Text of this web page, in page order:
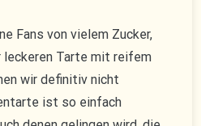
Fans von vielem Zucker,
leckeren Tarte mit reifem
wir definitiv nicht
ist so einfach